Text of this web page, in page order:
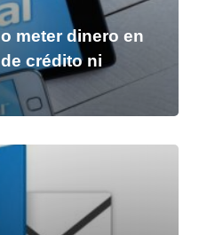
meter dinero en
crédito ni